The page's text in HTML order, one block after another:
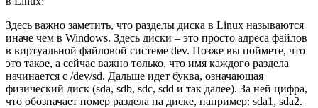
Здесь важно заметить, что разделы диска в Linux называются
иначе чем в Windows. Здесь диски – это просто адреса файлов
в виртуальной файловой системе dev. Позже вы поймете, что
это такое, а сейчас важно только, что имя каждого раздела
начинается с /dev/sd. Дальше идет буква, означающая
физический диск (sda, sdb, sdc, sdd и так далее). За ней цифра,
что обозначает номер раздела на диске, например: sda1, sda2.